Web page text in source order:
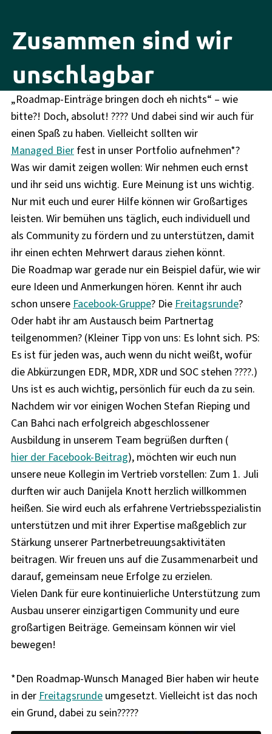
Zusammen sind wir
unschlagbar
„Roadmap-Einträge bringen doch eh nichts“ – wie
bitte?! Doch, absolut! ???? Und dabei sind wir auch für
einen Spaß zu haben. Vielleicht sollten wir
Managed Bierfest in unser Portfolio aufnehmen*?
Was wir damit zeigen wollen: Wir nehmen euch ernst
und ihr seid uns wichtig. Eure Meinung ist uns wichtig.
Nur mit euch und eurer Hilfe können wir Großartiges
leisten. Wir bemühen uns täglich, euch individuell und
als Community zu fördern und zu unterstützen, damit
ihr einen echten Mehrwert daraus ziehen könnt.
Die Roadmap war gerade nur ein Beispiel dafür, wie wir
eure Ideen und Anmerkungen hören. Kennt ihr auch
schon unsere Facebook-Gruppe? Die Freitagsrunde?
Oder habt ihr am Austausch beim Partnertag
teilgenommen? (Kleiner Tipp von uns: Es lohnt sich. PS:
Es ist für jeden was, auch wenn du nicht weißt, wofür
die Abkürzungen EDR, MDR, XDR und SOC stehen ????.)
Uns ist es auch wichtig, persönlich für euch da zu sein.
Nachdem wir vor einigen Wochen Stefan Rieping und
Can Bahci nach erfolgreich abgeschlossener
Ausbildung in unserem Team begrüßen durften (
hier der Facebook-Beitrag), möchten wir euch nun
unsere neue Kollegin im Vertrieb vorstellen: Zum 1. Juli
durften wir auch Danijela Knott herzlich willkommen
heißen. Sie wird euch als erfahrene Vertriebsspezialistin
unterstützen und mit ihrer Expertise maßgeblich zur
Stärkung unserer Partnerbetreuungsaktivitäten
beitragen. Wir freuen uns auf die Zusammenarbeit und
darauf, gemeinsam neue Erfolge zu erzielen.
Vielen Dank für eure kontinuierliche Unterstützung zum
Ausbau unserer einzigartigen Community und eure
großartigen Beiträge. Gemeinsam können wir viel
bewegen!
*Den Roadmap-Wunsch Managed Bier haben wir heute
in der Freitagsrundeumgesetzt. Vielleicht ist das noch
ein Grund, dabei zu sein?????